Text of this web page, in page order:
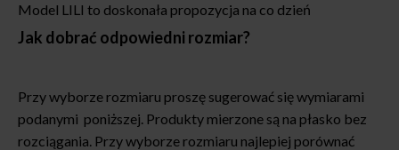
Model LILI to doskonała propozycja na co dzień
Jak dobrać odpowiedni rozmiar?
Przy wyborze rozmiaru proszę sugerować się wymiarami
podanymi poniższej. Produkty mierzone są na płasko bez
rozciągania. Przy wyborze rozmiaru najlepiej porównać